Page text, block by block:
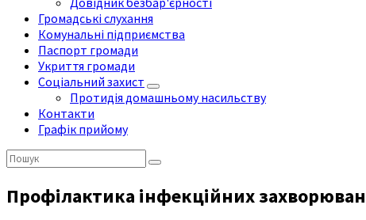
Громадські слухання
Комунальні підприємства
Паспорт громади
Укриття громади
Соціальний захист
Протидія домашньому насильству
Контакти
Графік прийому
Пошук:
Профілактика інфекційних